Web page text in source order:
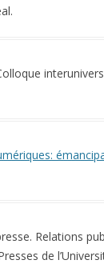
Relations
de